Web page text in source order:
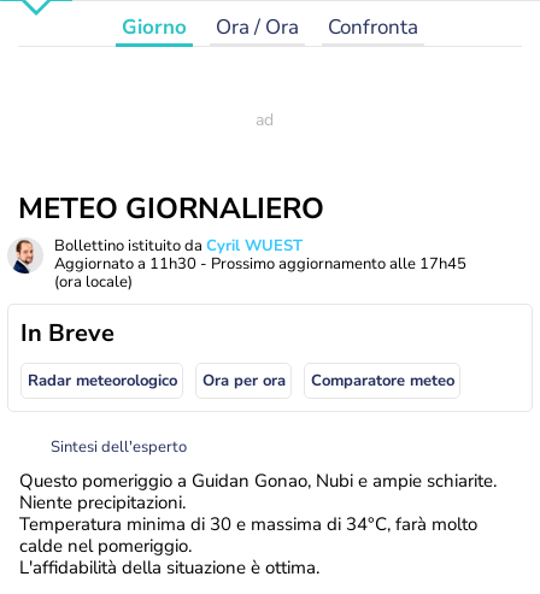
Giorno Ora / Ora Confronta
METEO GIORNALIERO
Bollettino istituito da Cyril WUEST
Aggiornato a 11h30 - Prossimo aggiornamento alle 17h45
(ora locale)
In Breve
Radar meteorologico Ora per ora Comparatore meteo
Sintesi dell'esperto
Questo pomeriggio a Guidan Gonao, Nubi e ampie schiarite.
Niente precipitazioni.
Temperatura minima di 30 e massima di 34°C, farà molto
calde nel pomeriggio.
L'affidabilità della situazione è ottima.